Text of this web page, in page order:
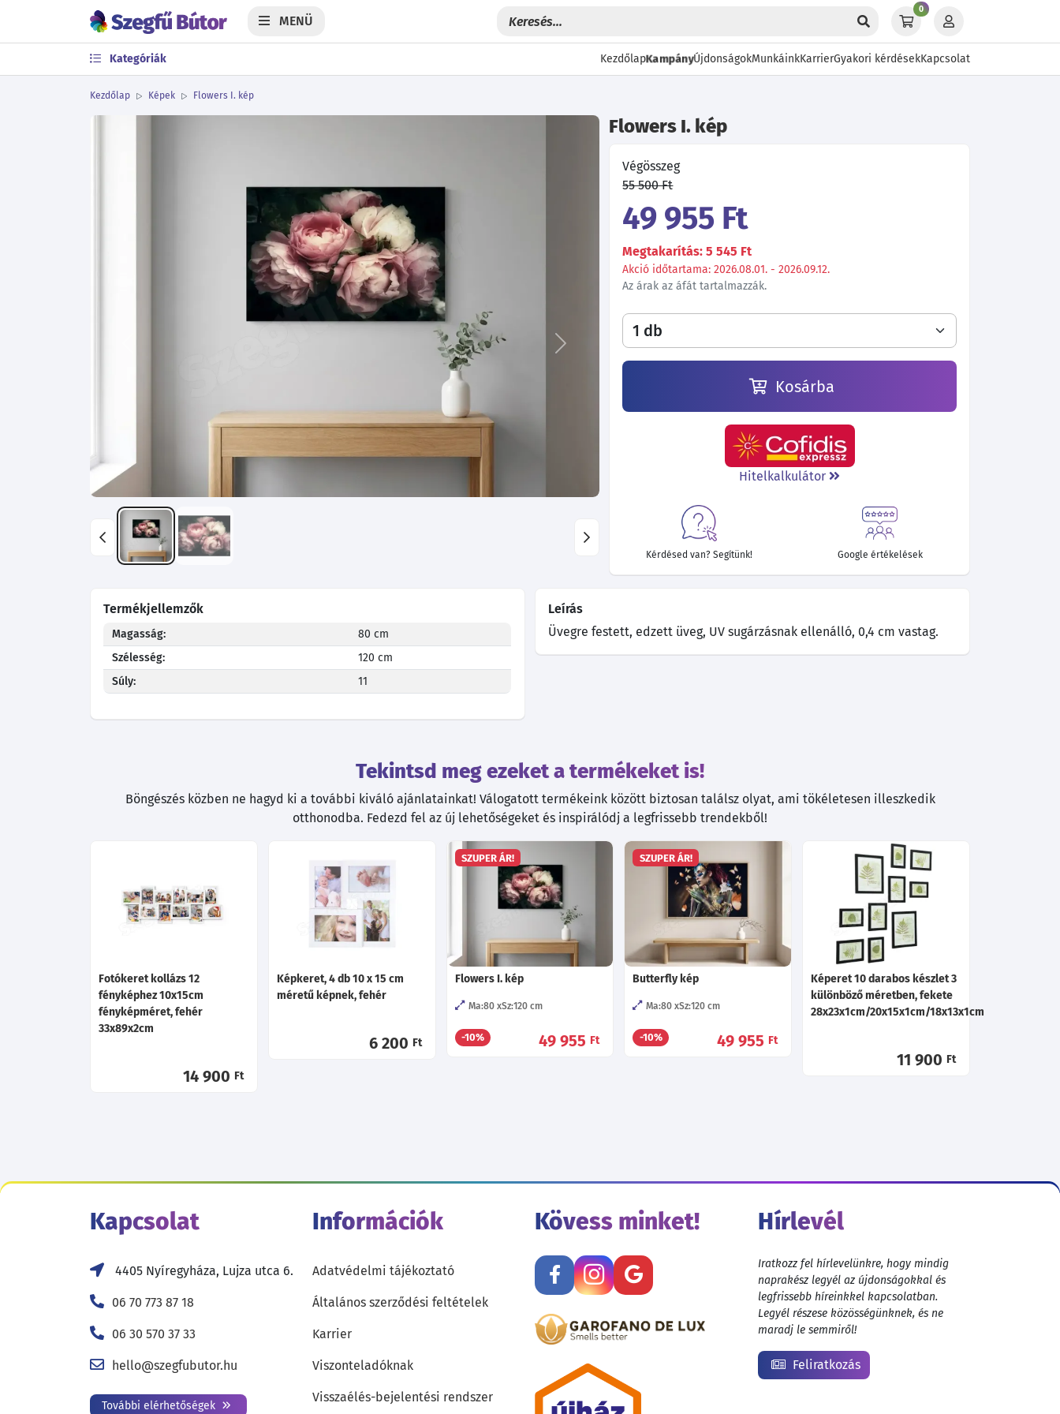
MENÜ
0
Kategóriák KezdőlapKampányÚjdonságokMunkáinkKarrierGyakori kérdésekKapcsolat
Kezdőlap Képek Flowers I. kép
Következő
Flowers I. kép
Végösszeg
55 500 Ft
49 955 Ft
Megtakarítás: 5 545 Ft
Akció időtartama: 2026.08.01. - 2026.09.12.
Az árak az áfát tartalmazzák.
Kosárba
Hitelkalkulátor
Kérdésed van? Segítünk! Google értékelések
Termékjellemzők
Magasság:
80 cm
Szélesség:
120 cm
Súly:
11
Leírás
Üvegre festett, edzett üveg, UV sugárzásnak ellenálló, 0,4 cm vastag.
Tekintsd meg ezeket a termékeket is!
Böngészés közben ne hagyd ki a további kiváló ajánlatainkat! Válogatott termékeink között biztosan találsz olyat, ami tökéletesen illeszkedik
otthonodba. Fedezd fel az új lehetőségeket és inspirálódj a legfrissebb trendekből!
Fotókeret kollázs 12
fényképhez 10x15cm
fényképméret, fehér
33x89x2cm
14 900 Ft
Képkeret, 4 db 10 x 15 cm
méretű képnek, fehér
6 200 Ft
SZUPER ÁR!
Flowers I. kép
Ma:80 Sz:120cm
-10% 49 955 Ft
SZUPER ÁR!
Butterfly kép
Ma:80 Sz:120 cm
-10% 49 955 Ft
Képeret 10 darabos készlet 3
különböző méretben, fekete
28x23x1cm/20x15x1cm/18x13x1cm
11 900 Ft
Kapcsolat
4405 Nyíregyháza, Lujza utca 6.
06 70 773 87 18
06 30 570 37 33
hello@szegfubutor.hu
További elérhetőségek
Információk
Adatvédelmi tájékoztató
Általános szerződési feltételek
Karrier
Viszonteladóknak
Visszaélés-bejelentési rendszer
Kövess minket! Hírlevél
Iratkozz fel hírlevelünkre, hogy mindig
naprakész legyél az újdonságokkal és
legfrissebb híreinkkel kapcsolatban.
Legyél részese közösségünknek, és ne
maradj le semmiről!
Feliratkozás